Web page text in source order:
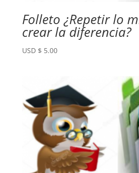
Folleto ¿Repetir lo
crear la diferencia?
USD $ 5.00